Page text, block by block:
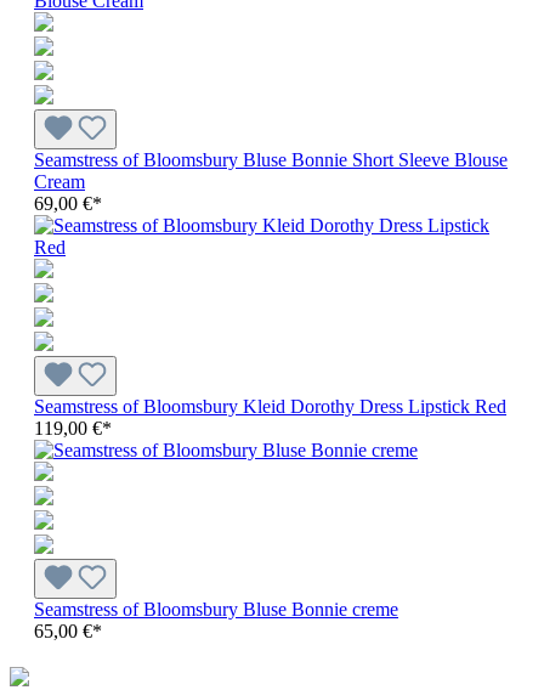
Seamstress of Bloomsbury Bluse Bonnie Short Sleeve Blouse
Cream
69,00 €*
Seamstress of Bloomsbury Kleid Dorothy Dress Lipstick Red
119,00 €*
Seamstress of Bloomsbury Bluse Bonnie creme
65,00 €*